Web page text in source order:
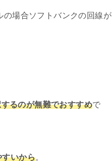
場合ソフトバンクの回線が
るのが無難でおすすめで
すいから。